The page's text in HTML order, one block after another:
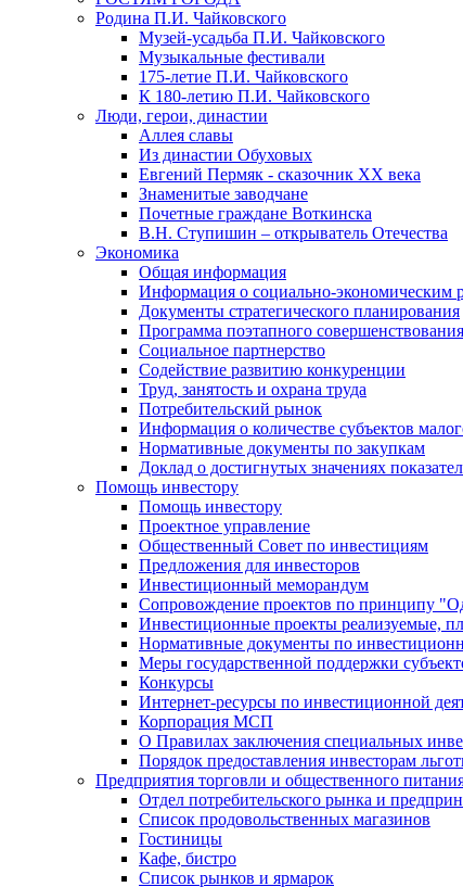
Родина П.И. Чайковского
Музей-усадьба П.И. Чайковского
Музыкальные фестивали
175-летие П.И. Чайковского
К 180-летию П.И. Чайковского
Люди, герои, династии
Аллея славы
Из династии Обуховых
Евгений Пермяк - сказочник XX века
Знаменитые заводчане
Почетные граждане Воткинска
В.Н. Ступишин – открыватель Отечества
Экономика
Общая информация
Информация о социально-экономическим
Документы стратегического планирования
Программа поэтапного
Социальное партнерство
Содействие развитию конкуренции
Труд, занятость и охрана труда
Потребительский рынок
Информация о количестве субъектов
Нормативные документы по закупкам
Доклад о достигнутых значениях
Помощь инвестору
Помощь инвестору
Проектное управление
Общественный Совет по инвестициям
Предложения для инвесторов
Инвестиционный меморандум
Сопровождение проектов по принципу
Инвестиционные проекты реализуемые,
Нормативные документы по
Меры государственной поддержки
Конкурсы
Интернет-ресурсы по инвестиционной
Корпорация МСП
О Правилах заключения специальных
Порядок предоставления инвесторам
Предприятия торговли и общественного
Отдел потребительского рынка и
Список продовольственных магазинов
Гостиницы
Кафе, бистро
Cписок рынков и ярмарок